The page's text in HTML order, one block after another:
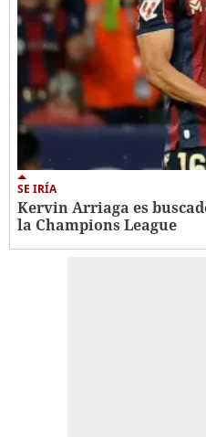
SE IRÍA
Kervin Arriaga es
la Champions League